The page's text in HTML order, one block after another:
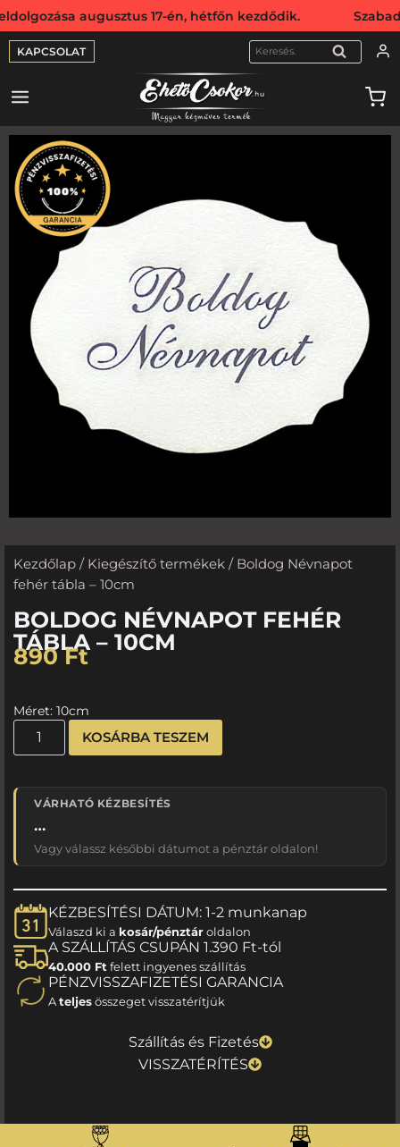
17-én, hétfőn kezdődik. Szabadság
KAPCSOLAT KERESÉS
Kezdőlap / Kiegészítő termékek / Boldog Névnapot
fehér tábla – 10cm
BOLDOG NÉVNAPOT FEHÉR
TÁBLA – 10CM
890Ft
Méret: 10cm
KOSÁRBA TESZEM
VÁRHATÓ KÉZBESÍTÉS
…
Vagy válassz későbbi dátumot a pénztár oldalon!
KÉZBESÍTÉSI DÁTUM: 1-2 munkanap
Válaszd ki a kosár/pénztároldalon
A SZÁLLÍTÁS CSUPÁN 1.390 Ft-tól
40.000 Ft felett ingyenes szállítás
PÉNZVISSZAFIZETÉSI GARANCIA
Ateljesösszeget visszatérítjük
Szállítás és Fizetés
VISSZATÉRÍTÉS